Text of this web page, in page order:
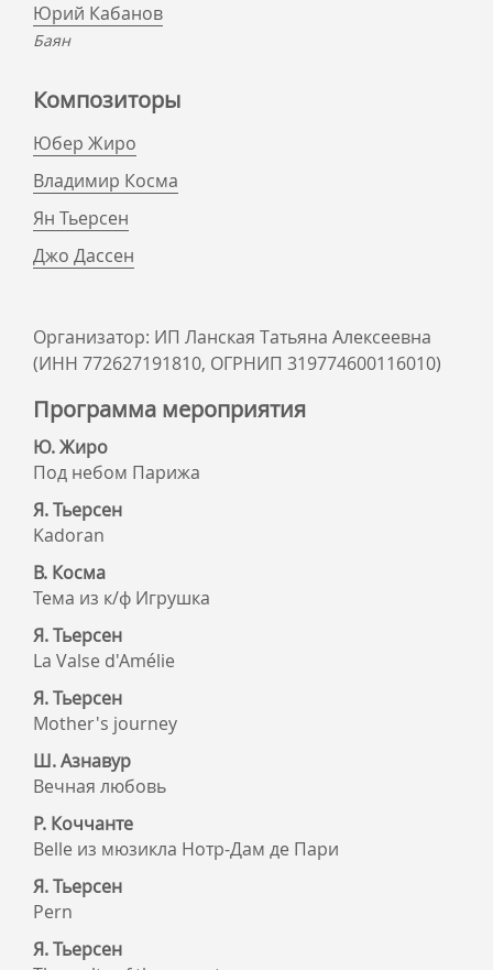
Юрий Кабанов
Баян
Композиторы
Юбер Жиро
Владимир Косма
Ян Тьерсен
Джо Дассен
Организатор: ИП Ланская Татьяна Алексеевна
(ИНН 772627191810, ОГРНИП 319774600116010)
Программа мероприятия
Ю. Жиро
Под небом Парижа
Я. Тьерсен
Kadoran
В. Косма
Тема из к/ф Игрушка
Я. Тьерсен
La Valse d'Amélie
Я. Тьерсен
Mother's journey
Ш. Азнавур
Вечная любовь
Р. Коччанте
Belle из мюзикла Нотр-Дам де Пари
Я. Тьерсен
Pern
Я. Тьерсен